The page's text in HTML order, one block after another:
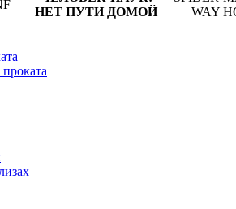
НЕТ ПУТИ ДОМОЙ
WAY